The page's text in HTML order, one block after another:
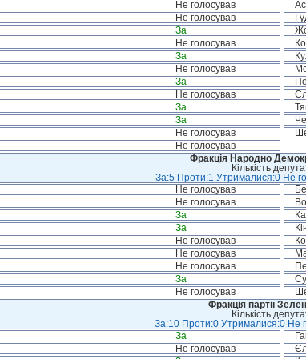
Не голосував
Не голосував
За
Не голосував
За
Не голосував
За
Не голосував
За
За
Не голосував
Не голосував
Фракція Народно
Кількість
За:5 Проти:1 Утрималися:0 Не
Не голосував
Не голосував
За
За
Не голосував
Не голосував
Не голосував
За
Не голосував
Фракція партії
Кількість
За:10 Проти:0 Утрималися:0 Не
За
Не голосував